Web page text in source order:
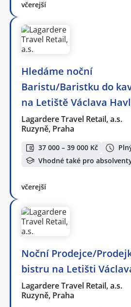
včerejší
Hledáme noční
Baristu/Baristku do
na Letiště Václava
Lagardere Travel Retail, a.s.
Ruzyně, Praha
37 000 – 39 000 Kč
Vhodné také pro
včerejší
Noční Prodejce/
bistru na Letišti
Lagardere Travel Retail, a.s.
Ruzyně, Praha